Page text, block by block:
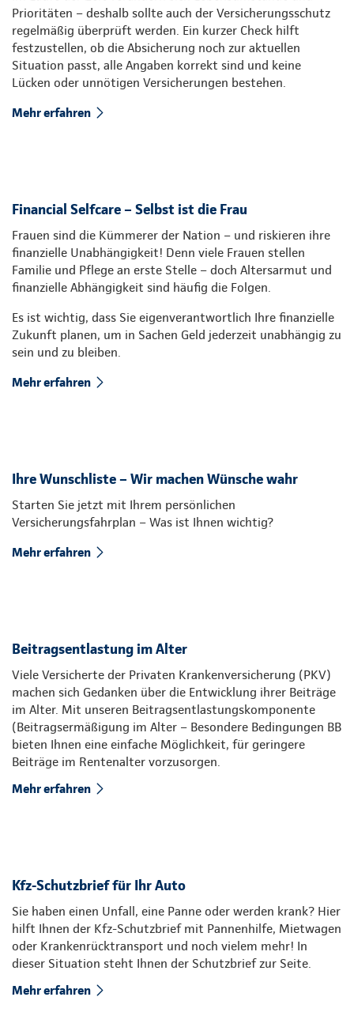
Prioritäten – deshalb sollte auch der Versicherungsschutz
regelmäßig überprüft werden. Ein kurzer Check hilft
festzustellen, ob die Absicherung noch zur aktuellen
Situation passt, alle Angaben korrekt sind und keine
Lücken oder unnötigen Versicherungen bestehen.
Mehr erfahren
Financial Selfcare – Selbst ist die Frau
Frauen sind die Kümmerer der Nation – und riskieren ihre
finanzielle Unabhängigkeit! Denn viele Frauen stellen
Familie und Pflege an erste Stelle – doch Altersarmut und
finanzielle Abhängigkeit sind häufig die Folgen.
Es ist wichtig, dass Sie eigenverantwortlich Ihre finanzielle
Zukunft planen, um in Sachen Geld jederzeit unabhängig zu
sein und zu bleiben.
Mehr erfahren
Ihre Wunschliste – Wir machen Wünsche wahr
Starten Sie jetzt mit Ihrem persönlichen
Versicherungsfahrplan – Was ist Ihnen wichtig?
Mehr erfahren
Beitragsentlastung im Alter
Viele Versicherte der Privaten Krankenversicherung (PKV)
machen sich Gedanken über die Entwicklung ihrer Beiträge
im Alter. Mit unseren Beitragsentlastungskomponente
(Beitragsermäßigung im Alter – Besondere Bedingungen BB
bieten Ihnen eine einfache Möglichkeit, für geringere
Beiträge im Rentenalter vorzusorgen.
Mehr erfahren
Kfz-Schutzbrief für Ihr Auto
Sie haben einen Unfall, eine Panne oder werden krank? Hier
hilft Ihnen der Kfz-Schutzbrief mit Pannenhilfe, Mietwagen
oder Krankenrücktransport und noch vielem mehr! In
dieser Situation steht Ihnen der Schutzbrief zur Seite.
Mehr erfahren